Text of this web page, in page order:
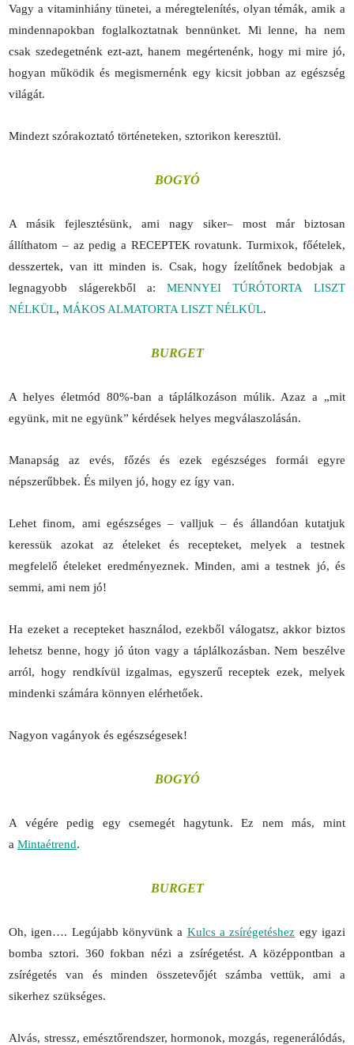
Vagy a vitaminhiány tünetei, a méregtelenítés, olyan témák, amik a
mindennapokban foglalkoztatnak bennünket. Mi lenne, ha nem
csak szedegetnénk ezt-azt, hanem megértenénk, hogy mi mire jó,
hogyan működik és megismernénk egy kicsit jobban az egészség
világát.
Mindezt szórakoztató történeteken, sztorikon keresztül.
BOGYÓ
A másik fejlesztésünk, ami nagy siker– most már biztosan
állíthatom – az pedig a RECEPTEK rovatunk. Turmixok, főételek,
desszertek, van itt minden is. Csak, hogy ízelítőnek bedobjak a
legnagyobb slágerekből a:MENNYEI TÚRÓTORTA LISZT
NÉLKÜL,MÁKOS ALMATORTA LISZT NÉLKÜL.
BURGET
A helyes életmód 80%-ban a táplálkozáson múlik. Azaz a „mit
együnk, mit ne együnk” kérdések helyes megválaszolásán.
Manapság az evés, főzés és ezek egészséges formái egyre
népszerűbbek. És milyen jó, hogy ez így van.
Lehet finom, ami egészséges – valljuk – és állandóan kutatjuk
keressük azokat az ételeket és recepteket, melyek a testnek
megfelelő ételeket eredményeznek. Minden, ami a testnek jó, és
semmi, ami nem jó!
Ha ezeket a recepteket használod, ezekből válogatsz, akkor biztos
lehetsz benne, hogy jó úton vagy a táplálkozásban. Nem beszélve
arról, hogy rendkívül izgalmas, egyszerű receptek ezek, melyek
mindenki számára könnyen elérhetőek.
Nagyon vagányok és egészségesek!
BOGYÓ
A végére pedig egy csemegét hagytunk. Ez nem más, mint
aMintaétrend.
BURGET
Oh, igen…. Legújabb könyvünk a Kulcs a zsírégetéshez egy igazi
bomba sztori. 360 fokban nézi a zsírégetést. A középpontban a
zsírégetés van és minden összetevőjét számba vettük, ami a
sikerhez szükséges.
Alvás, stressz, emésztőrendszer, hormonok, mozgás, regenerálódás,